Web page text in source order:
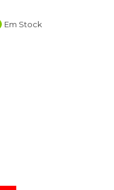
Em Stock